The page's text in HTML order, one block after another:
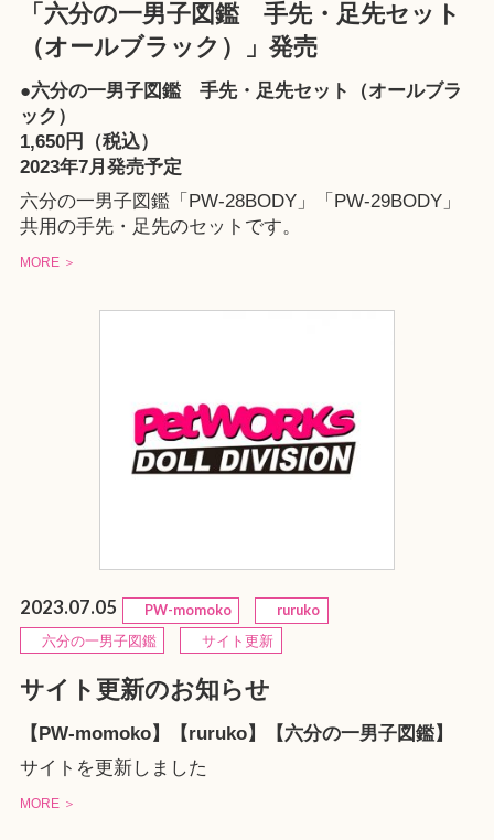
「六分の一男子図鑑 手先・足先セット
（オールブラック）」発売
●六分の一男子図鑑 手先・足先セット（オールブラ
ック）
1,650円（税込）
2023年7月発売予定
六分の一男子図鑑「PW-28BODY」「PW-29BODY」
共用の手先・足先のセットです。
MORE ＞
2023.07.05 PW-momoko
ruruko
六分の一男子図鑑
サイト更新
サイト更新のお知らせ
【PW-momoko】【ruruko】【六分の一男子図鑑】
サイトを更新しました
MORE ＞